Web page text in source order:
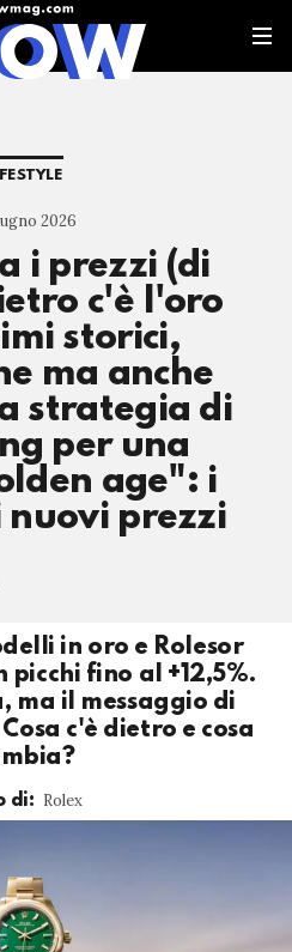
2026
i prezzi (di
c'è l'oro
storici,
ma anche
strategia di
per una
age": i
nuovi prezzi
in oro e Rolesor
picchi fino al +12,5%.
ma il messaggio di
c'è dietro e cosa
di: Rolex